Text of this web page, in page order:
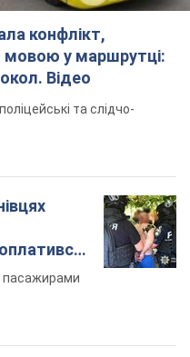
конфлікт,
мовою у маршрутці:
Відео
та слідчо-
пасажирами